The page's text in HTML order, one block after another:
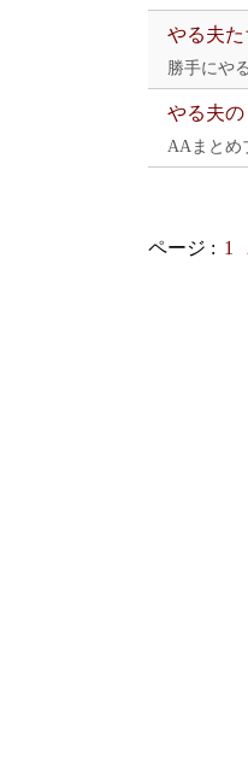
やる夫た
勝手にや
やる夫
AAまとめ
ページ : 1